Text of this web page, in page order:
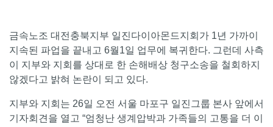
금속노조 대전충북지부 일진다이아몬드지회가 1년 가까이
지속된 파업을 끝내고 6월1일 업무에 복귀한다. 그런데 사측
이 지부와 지회를 상대로 한 손해배상 청구소송을 철회하지
않겠다고 밝혀 논란이 되고 있다.
지부와 지회는 26일 오전 서울 마포구 일진그룹 본사 앞에서
기자회견을 열고 “엄청난 생계압박과 가족들의 고통을 더 이